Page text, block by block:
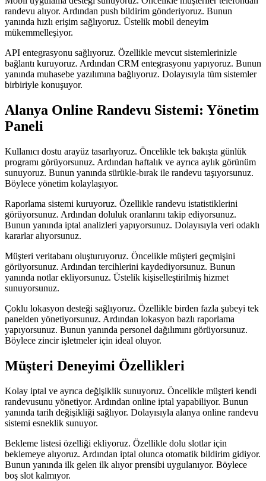
randevu alıyor. Ardından push bildirim gönderiyoruz. Bunun
yanında hızlı erişim sağlıyoruz. Üstelik mobil deneyim
mükemmelleşiyor.
API entegrasyonu sağlıyoruz. Özellikle mevcut sistemlerinizle
bağlantı kuruyoruz. Ardından CRM entegrasyonu yapıyoruz. Bunun
yanında muhasebe yazılımına bağlıyoruz. Dolayısıyla tüm sistemler
birbiriyle konuşuyor.
Alanya Online Randevu Sistemi: Yönetim
Paneli
Kullanıcı dostu arayüz tasarlıyoruz. Öncelikle tek bakışta günlük
programı görüyorsunuz. Ardından haftalık ve ayrıca aylık görünüm
sunuyoruz. Bunun yanında sürükle-bırak ile randevu taşıyorsunuz.
Böylece yönetim kolaylaşıyor.
Raporlama sistemi kuruyoruz. Özellikle randevu istatistiklerini
görüyorsunuz. Ardından doluluk oranlarını takip ediyorsunuz.
Bunun yanında iptal analizleri yapıyorsunuz. Dolayısıyla veri odaklı
kararlar alıyorsunuz.
Müşteri veritabanı oluşturuyoruz. Öncelikle müşteri geçmişini
görüyorsunuz. Ardından tercihlerini kaydediyorsunuz. Bunun
yanında notlar ekliyorsunuz. Üstelik kişiselleştirilmiş hizmet
sunuyorsunuz.
Çoklu lokasyon desteği sağlıyoruz. Özellikle birden fazla şubeyi tek
panelden yönetiyorsunuz. Ardından lokasyon bazlı raporlama
yapıyorsunuz. Bunun yanında personel dağılımını görüyorsunuz.
Böylece zincir işletmeler için ideal oluyor.
Müşteri Deneyimi Özellikleri
Kolay iptal ve ayrıca değişiklik sunuyoruz. Öncelikle müşteri kendi
randevusunu yönetiyor. Ardından online iptal yapabiliyor. Bunun
yanında tarih değişikliği sağlıyor. Dolayısıyla alanya online randevu
sistemi esneklik sunuyor.
Bekleme listesi özelliği ekliyoruz. Özellikle dolu slotlar için
beklemeye alıyoruz. Ardından iptal olunca otomatik bildirim gidiyor.
Bunun yanında ilk gelen ilk alıyor prensibi uygulanıyor. Böylece
boş slot kalmıyor.